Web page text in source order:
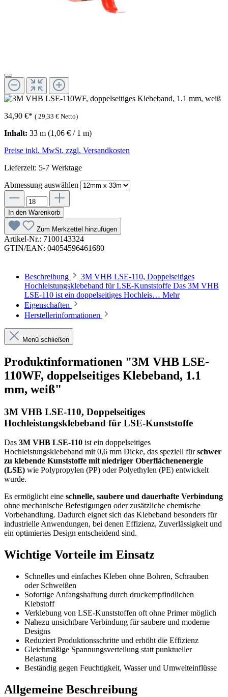
34,90 €* ( 29,33 € Netto)
Inhalt: 33 m (1,06 € / 1 m)
Preise inkl. MwSt. zzgl. Versandkosten
Lieferzeit: 5-7 Werktage
Abmessung auswählen
In den Warenkorb
Zum Merkzettel hinzufügen
Artikel-Nr.: 7100143324
GTIN/EAN: 04054596461680
Beschreibung
3M VHB LSE-110, Doppelseitiges
Hochleistungsklebeband für LSE-Kunststoffe Das 3M VHB
LSE-110 ist ein doppelseitiges Hochleis… Mehr
Eigenschaften
Herstellerinformationen
Menü schließen
Produktinformationen "3M VHB LSE-
110WF, doppelseitiges Klebeband, 1.1
mm, weiß"
3M VHB LSE-110, Doppelseitiges
Hochleistungsklebeband für LSE-Kunststoffe
Das 3M VHB LSE-110 ist ein doppelseitiges
Hochleistungsklebeband mit 0,6 mm Dicke, das speziell fürschwer
zu klebende Kunststoffe mit niedriger Oberflächenenergie
(LSE) wie Polypropylen (PP) oder Polyethylen (PE) entwickelt
wurde.
Es ermöglicht eine schnelle, saubere und dauerhafte Verbindung
ohne mechanische Befestigungen oder zusätzliche chemische
Vorbehandlung. Dadurch eignet sich das Klebeband besonders für
industrielle Anwendungen, bei denen Effizienz, Zuverlässigkeit und
ein optimiertes Design entscheidend sind.
Wichtige Vorteile im Einsatz
Schnelles und einfaches Kleben ohne Bohren, Schrauben
oder Schweißen
Sofortige Anfangshaftung durch druckempfindlichen
Klebstoff
Verklebung von LSE-Kunststoffen oft ohne Primer möglich
Nahezu unsichtbare Verbindung für saubere und moderne
Designs
Reduziert Produktionsschritte und erhöht die Effizienz
Gleichmäßige Spannungsverteilung statt punktueller
Belastung
Beständig gegen Feuchtigkeit, Wasser und Umwelteinflüsse
Allgemeine Beschreibung